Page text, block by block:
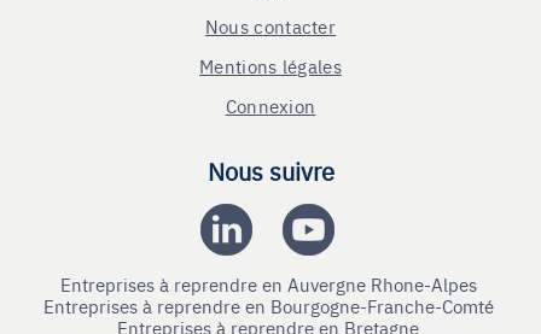
Nous contacter
Mentions légales
Connexion
Nous suivre
Entreprises à reprendre en Auvergne Rhone-Alpes
Entreprises à reprendre en Bourgogne-Franche-Comté
Entreprises à reprendre en Bretagne